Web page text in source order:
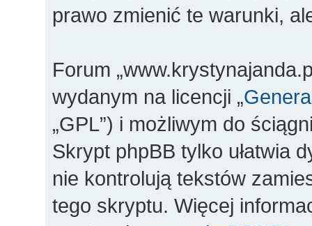
prawo zmienić te warunki,
Forum
wydanym na licencji „
„GPL”) i możliwym do
Skrypt phpBB tylko ułatwia
nie kontrolują tekstów
tego skryptu. Więcej